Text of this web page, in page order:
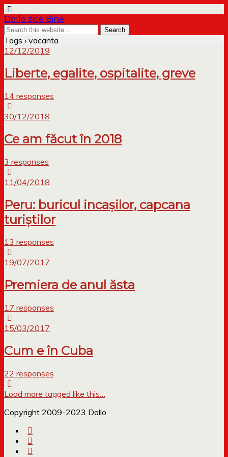
Dollo zice Bine
Tags › vacanta
12/12/2019
Liberte, egalite, ospitalite, greve
14 responses
30/12/2018
Ce am făcut în 2018
3 responses
11/04/2018
Peru: buricul incașilor, capcana
turiștilor
13 responses
19/07/2017
Premiera de anul ăsta
17 responses
15/03/2017
Cum e în Cuba
22 responses
Load more tagged like this…
Copyright 2009-2023 Dollo